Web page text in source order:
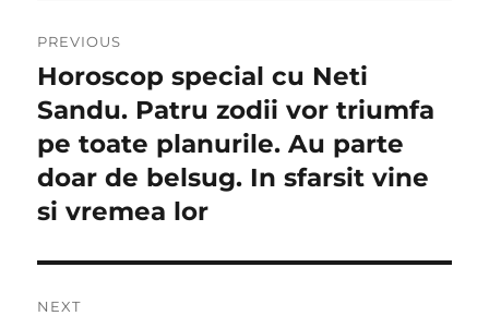
în
articole
PREVIOUS
Previous
post:
Horoscop special cu Neti
Sandu. Patru zodii vor triumfa
pe toate planurile. Au parte
doar de belsug. In sfarsit vine
si vremea lor
NEXT